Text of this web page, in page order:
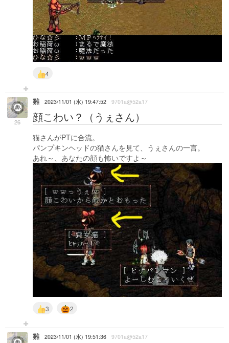
4
26
雛 2023/11/01 (水) 19:47:52 9701a@52a17
顔こわい？（うぇさん）
猫さんがPTに合流。
パンプキンヘッドの猫さんを見て、うぇさんの一言。
あれ～、あなたの顔も怖いですよ～
3 2
雛 2023/11/01 (水) 19:51:36 9701a@52a17